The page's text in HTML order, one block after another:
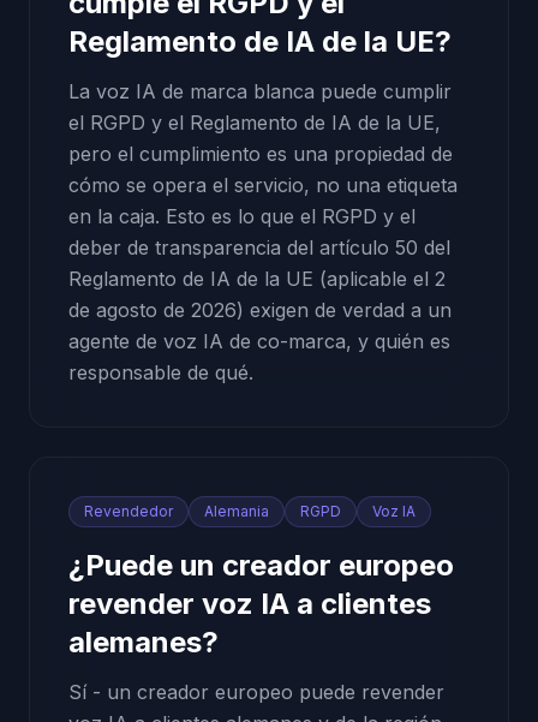
Reglamento de IA de la UE?
La voz IA de marca blanca puede cumplir
el RGPD y el Reglamento de IA de la UE,
pero el cumplimiento es una propiedad de
cómo se opera el servicio, no una etiqueta
en la caja. Esto es lo que el RGPD y el
deber de transparencia del artículo 50 del
Reglamento de IA de la UE (aplicable el 2
de agosto de 2026) exigen de verdad a un
agente de voz IA de co-marca, y quién es
responsable de qué.
Revendedor Alemania RGPD Voz IA
¿Puede un creador europeo
revender voz IA a clientes
alemanes?
Sí - un creador europeo puede revender